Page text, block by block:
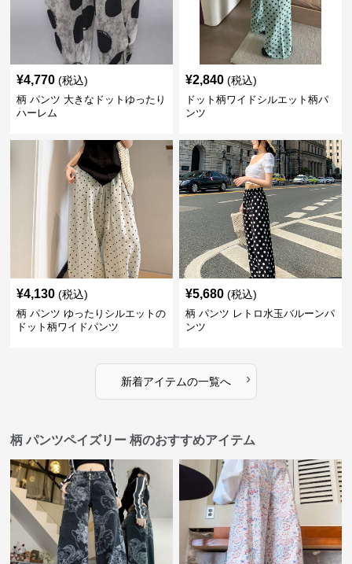
¥4,770 (税込)
柄 パンツ 大きなドットゆったり
ハーレム
¥2,840 (税込)
ドット柄ワイドシルエット柄パ
ンツ
¥4,130 (税込)
柄 パンツ ゆったりシルエットの
ドット柄ワイドパンツ
¥5,680 (税込)
柄 パンツ レトロ水玉バルーンパ
ンツ
新着アイテムの一覧へ ›
柄 パンツペイズリー 柄のおすすめアイテム